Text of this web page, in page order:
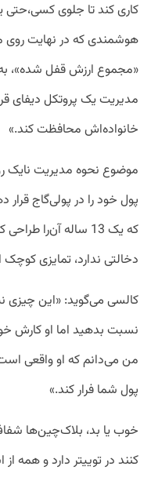
«مجموع ارزش قفل شده»،
خانواده‌اش محافظت کند.»
موضوع نحوه مدیریت نایک
پول خود را در پولی‌گاج
دخالتی ندارد، تمایزی
نسبت بدهید اما او کارش
من می‌دانم که او واقعی
پول شما فرار کند.»
کنند در توییتر دارد و